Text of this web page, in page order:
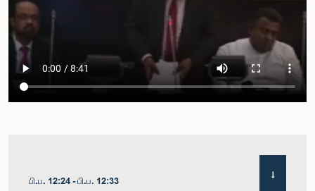
பி.ப. 12:24 - பி.ப. 12:33